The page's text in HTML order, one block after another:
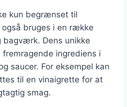
kun begrænset til
bruges i en række
bagværk. Dens unikke
ingrediens i
saucer. For eksempel kan
til en vinaigrette for at
smag.